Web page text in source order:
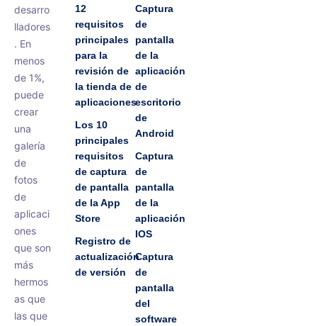
desarro
lladores
. En
menos
de 1%,
puede
crear
una
galería
de
fotos
de
aplicaci
ones
que son
más
hermos
as que
las que
12
requisitos
principales
para la
revisión de
la tienda de
aplicaciones
Los 10
principales
requisitos
de captura
de pantalla
de la App
Store
Registro de
actualización
de versión
Captura
de
pantalla
de la
aplicación
de
escritorio
de
Android
Captura
de
pantalla
de la
aplicación
IOS
Captura
de
pantalla
del
software